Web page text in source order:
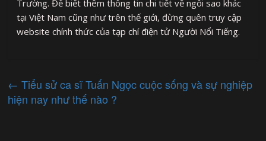
Trường. Để biết thêm thông tin chi tiết về ngôi sao khác
tại Việt Nam cũng như trên thế giới, đừng quên truy cập
website chính thức của tạp chí điện tử Người Nổi Tiếng.
← Tiểu sử ca sĩ Tuấn Ngọc cuộc sống và sự nghiệp
hiện nay như thế nào ?